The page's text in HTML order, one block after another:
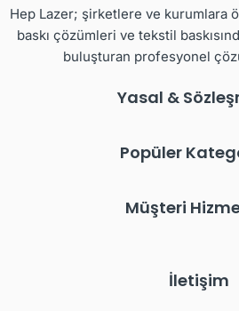
Hep Lazer; şirketlere ve kurumlara
baskı çözümleri ve tekstil
buluşturan profesyonel
Yasal &
Popüler
Müşteri
İletişim